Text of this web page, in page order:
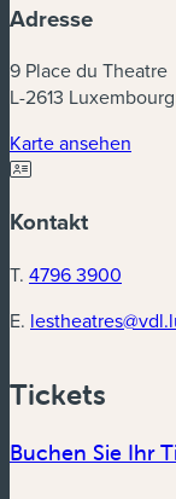
Adresse
9 Place du Theatre
L-2613 Luxembourg
Karte ansehen
Kontakt
T. 4796 3900
E.
Tickets
Buchen Sie Ihr